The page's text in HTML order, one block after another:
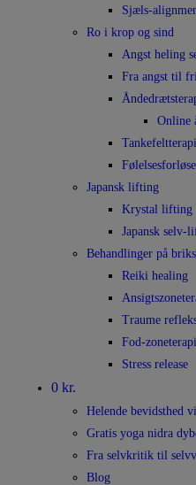
Sjæls-
Ro i krop og sind
Angst heling
Fra angst til
Online
Japansk lifting
Krystal lifting
Japansk selv-
Behandlinger på
Reiki healing
Traume
Fod-zoneterapi
Stress release
0 kr.
Helende bevidsthed
Gratis yoga nidra
Fra selvkritik til
Blog